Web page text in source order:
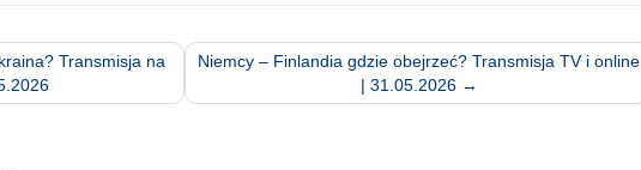
Transmisja na
Niemcy – Finlandia gdzie obejrzeć? Transmisja TV i online
| 31.05.2026 →